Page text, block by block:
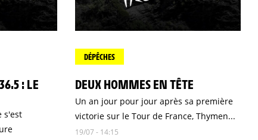
: LE
s'est
DÉPÊCHES
DEUX HOMMES EN TÊTE
Un an jour pour jour après sa première
victorie sur le Tour de France, Thymen...
19/07 - 14:15